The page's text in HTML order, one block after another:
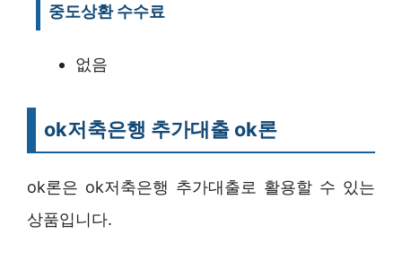
중도상환 수수료
없음
ok저축은행 추가대출 ok론
ok론은 ok저축은행 추가대출로 활용할 수 있는
상품입니다.